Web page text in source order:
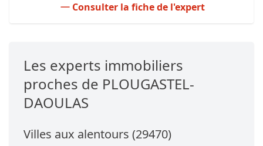
Consulter la fiche de l'expert
Les experts immobiliers
proches de PLOUGASTEL-
DAOULAS
Villes aux alentours (29470)